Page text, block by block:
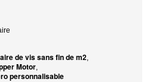
de vis sans fin de m2,
Motor,
personnalisable